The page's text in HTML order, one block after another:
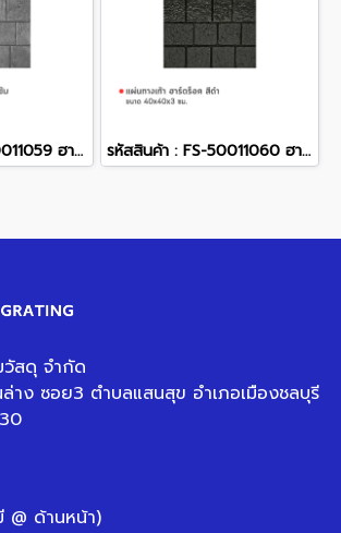
รหัสสินค้า : FS-50011059 ฮาร์ดร็อค สีเทาเข้ม 40 x 40 x 3 ซม. รหัสสินค้า : FS-50011060 ฮาร์ดร็อค สีดำ 40 x 40 x 3 ซม.
วัสดุ จำกัด
าง ซอย3 ตำบลแสนสุข อำเภอเมืองชลบุรี
@ ด้านหน้า)